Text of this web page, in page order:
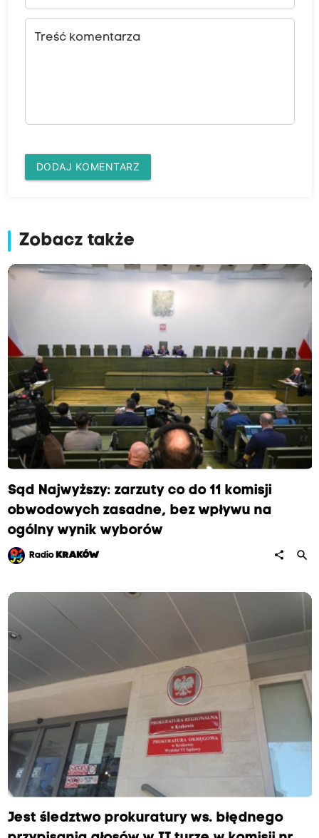
Treść komentarza
DODAJ KOMENTARZ
Zobacz także
Sąd Najwyższy: zarzuty co do 11 komisji
obwodowych zasadne, bez wpływu na
ogólny wynik wyborów
Radio KRAKÓW share search
Jest śledztwo prokuratury ws. błędnego